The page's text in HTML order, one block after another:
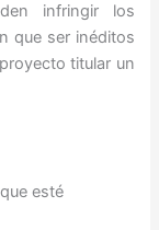
infringir los
que ser inéditos
titular un
esté